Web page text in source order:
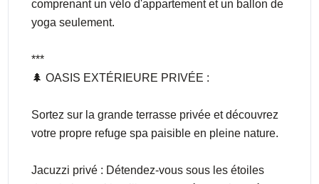
comprenant un vélo d'appartement et un ballon de
yoga seulement.
***
🌲 OASIS EXTÉRIEURE PRIVÉE :
Sortez sur la grande terrasse privée et découvrez
votre propre refuge spa paisible en pleine nature.
Jacuzzi privé : Détendez-vous sous les étoiles